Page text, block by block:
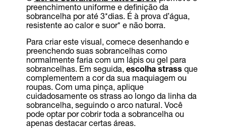
preenchimento uniforme e definição da
sobrancelha por até 3*dias. É à prova d’água,
resistente ao calor e suor* e não borra.
Para criar este visual, comece desenhando e
preenchendo suas sobrancelhas como
normalmente faria com um lápis ou gel para
sobrancelhas. Em seguida, escolha strass que
complementem a cor da sua maquiagem ou
roupas. Com uma pinça, aplique
cuidadosamente os strass ao longo da linha da
sobrancelha, seguindo o arco natural. Você
pode optar por cobrir toda a sobrancelha ou
apenas destacar certas áreas.